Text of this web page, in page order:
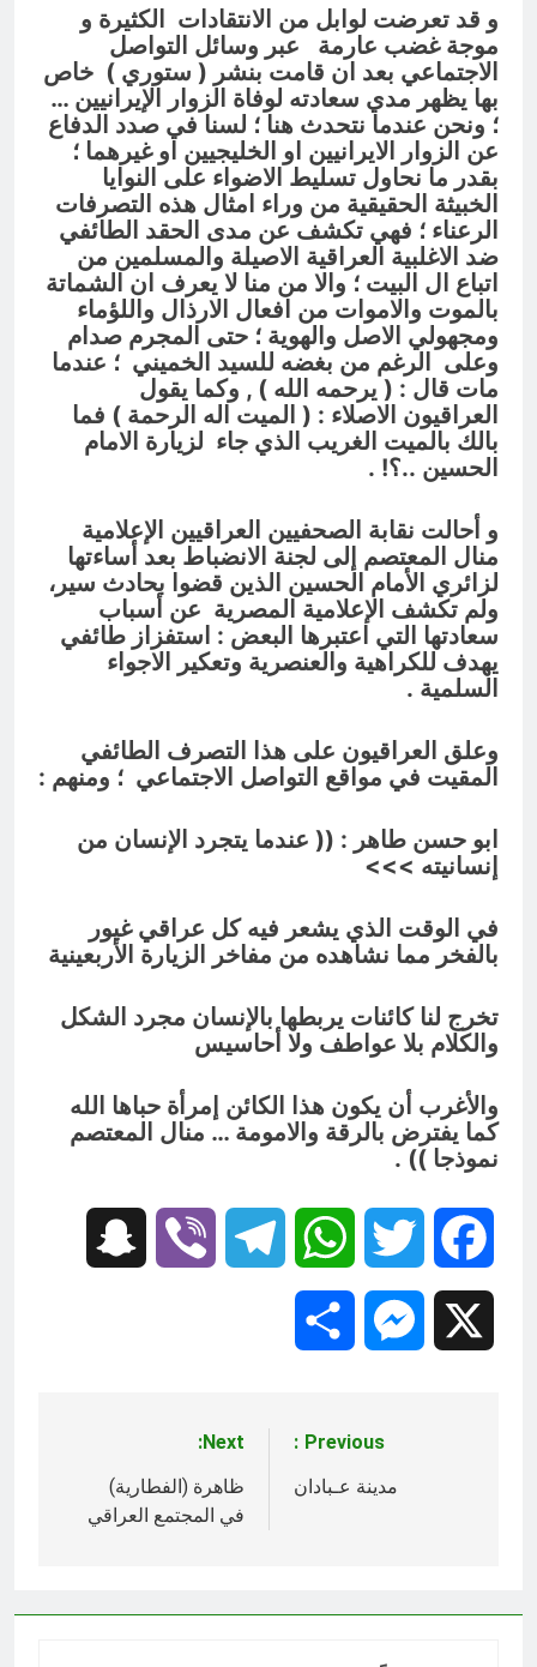
و قد تعرضت لوابل من الانتقادات الكثيرة و
موجة غضب عارمة عبر وسائل التواصل
الاجتماعي بعد ان قامت بنشر ( ستوري ) خاص
بها يظهر مدي سعادته لوفاة الزوار الإيرانيين …
؛ ونحن عندما نتحدث هنا ؛ لسنا في صدد الدفاع
عن الزوار الايرانيين او الخليجيين او غيرهما ؛
بقدر ما نحاول تسليط الاضواء على النوايا
الخبيثة الحقيقية من وراء امثال هذه التصرفات
الرعناء ؛ فهي تكشف عن مدى الحقد الطائفي
ضد الاغلبية العراقية الاصيلة والمسلمين من
اتباع ال البيت ؛ والا من منا لا يعرف ان الشماتة
بالموت والاموات من افعال الارذال واللؤماء
ومجهولي الاصل والهوية ؛ حتى المجرم صدام
وعلى الرغم من بغضه للسيد الخميني ؛ عندما
مات قال : ( يرحمه الله ) , وكما يقول
العراقيون الاصلاء : ( الميت اله الرحمة ) فما
بالك بالميت الغريب الذي جاء لزيارة الامام
الحسين ..؟! .
و أحالت نقابة الصحفيين العراقيين الإعلامية
منال المعتصم إلى لجنة الانضباط بعد أساءتها
لزائري الأمام الحسين الذين قضوا بحادث سير،
ولم تكشف الإعلامية المصرية عن أسباب
سعادتها التي اعتبرها البعض : استفزاز طائفي
يهدف للكراهية والعنصرية وتعكير الاجواء
السلمية .
وعلق العراقيون على هذا التصرف الطائفي
المقيت في مواقع التواصل الاجتماعي ؛ ومنهم :
ابو حسن طاهر : (( عندما يتجرد الإنسان من
إنسانيته >>>
في الوقت الذي يشعر فيه كل عراقي غيور
بالفخر مما نشاهده من مفاخر الزيارة الأربعينية
تخرج لنا كائنات يربطها بالإنسان مجرد الشكل
والكلام بلا عواطف ولا أحاسيس
والأغرب أن يكون هذا الكائن إمرأة حباها الله
كما يفترض بالرقة والامومة … منال المعتصم
نموذجا )) .
Facebook
Twitter
WhatsApp
Telegram
Viber
Messenger
المقالات
Previous:
مدينة عـبادان
Next:
ظاهرة (الفطارية)
في المجتمع العراقي